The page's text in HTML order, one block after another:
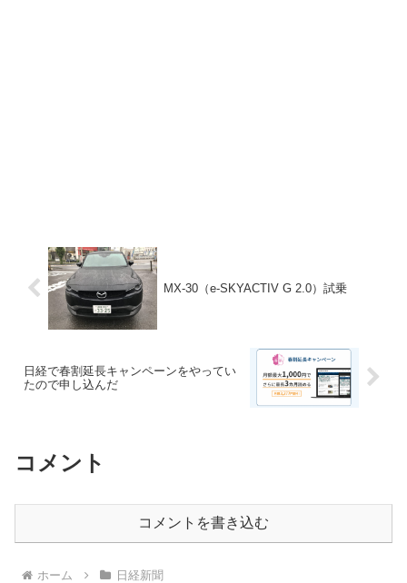
MX-30（e-SKYACTIV G 2.0）試乗
日経で春割延長キャンペーンをやってい
たので申し込んだ
コメント
コメントを書き込む
ホーム 日経新聞